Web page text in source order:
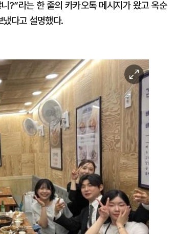
?”라는 한 줄의 카카오톡 메시지가 왔고 옥순
다고 설명했다.
이
미
지
대